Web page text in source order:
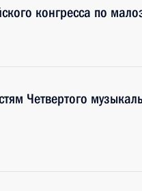
конгресса по
Четвертого